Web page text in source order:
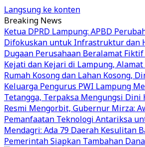
Langsung ke konten
Breaking News
Ketua DPRD Lampung: APBD
Difokuskan untuk Infrastruktur dan
Dugaan Perusahaan Beralamat
Kejati dan Kejari di Lampung,
Rumah Kosong dan Lahan Kosong,
Keluarga Pengurus PWI Lampung
Tetangga, Terpaksa Mengungsi Dini
Resmi Mengorbit, Gubernur Mirza:
Pemanfaatan Teknologi Antariksa
Mendagri: Ada 79 Daerah Kesulitan
Pemerintah Siapkan Tambahan Dana